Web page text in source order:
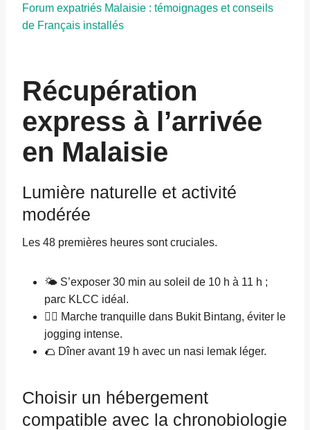
Forum expatriés Malaisie : témoignages et conseils
de Français installés
Récupération
express à l’arrivée
en Malaisie
Lumière naturelle et activité
modérée
Les 48 premières heures sont cruciales.
🌤️ S’exposer 30 min au soleil de 10 h à 11 h ;
parc KLCC idéal.
🚶‍♀️ Marche tranquille dans Bukit Bintang, éviter le
jogging intense.
🌮 Dîner avant 19 h avec un nasi lemak léger.
Choisir un hébergement
compatible avec la chronobiologie